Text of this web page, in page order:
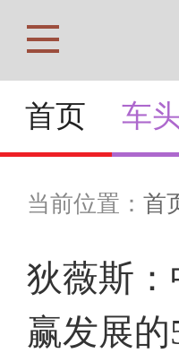
首页 车
当前位置： 首
狄薇斯
赢发展的